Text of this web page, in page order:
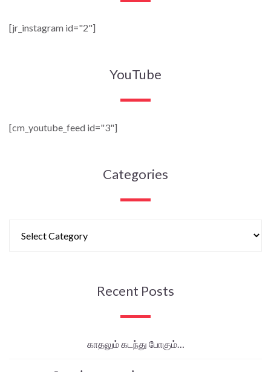
[jr_instagram id="2"]
YouTube
[cm_youtube_feed id="3"]
Categories
Recent Posts
காதலும் கடந்து போகும்…